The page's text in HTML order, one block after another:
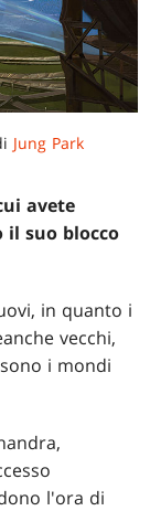
Jung Park
avete
il suo blocco
in quanto i
vecchi,
i mondi
l'ora di